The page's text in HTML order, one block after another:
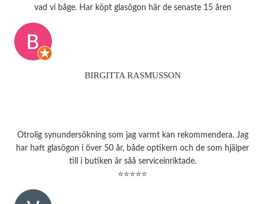
vad vi båge. Har köpt glasögon här de senaste 15 åren
BIRGITTA RASMUSSON
Otrolig synundersökning som jag varmt kan rekommendera. Jag
har haft glasögon i över 50 år, både optikern och de som hjälper
till i butiken är såå serviceinriktade.
⭐⭐⭐⭐⭐